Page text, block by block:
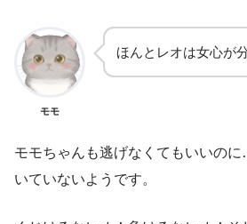
モモ
ほんとレオは女心が
モモちゃんも逃げなくてもいいの
いていないようです。